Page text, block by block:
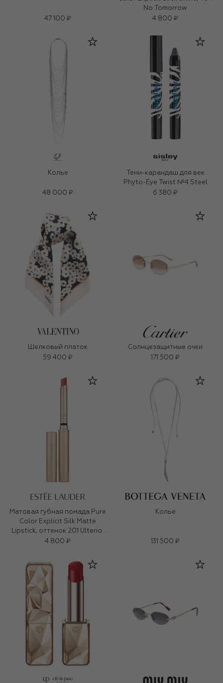
47 100 ₽
No Tomorrow
4 800 ₽
Колье
48 000 ₽
Тени-карандаш для век
Phyto-Eye Twist №4 Steel
6 380 ₽
Шелковый платок
59 400 ₽
Солнцезащитные очки
171 500 ₽
Матовая губная помада Pure
Color Explicit Silk Matte
Lipstick, оттенок 201 Ulterior
Motive (0,7ml)
4 800 ₽
Колье
131 500 ₽